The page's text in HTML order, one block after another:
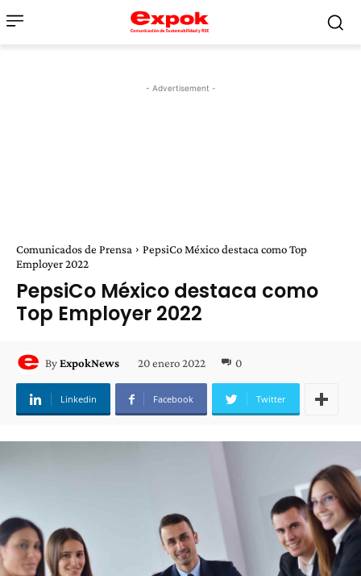
- Advertisement -
Comunicados de Prensa
PepsiCo México destaca como Top
Employer 2022
PepsiCo México destaca como
Top Employer 2022
ByExpokNews 20 enero 2022 0
Linkedin Facebook Twitter